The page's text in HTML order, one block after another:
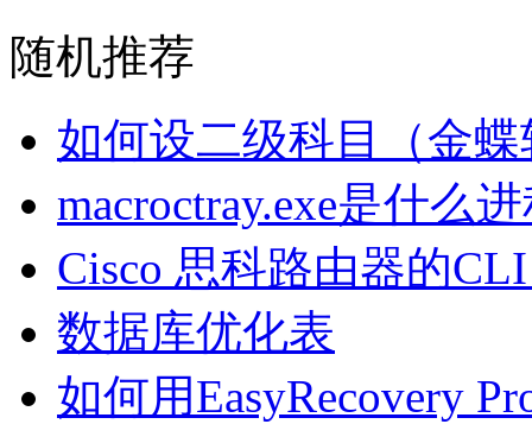
随机推荐
如何设二级科目（金
macroctray.exe是什么
Cisco 思科路由器的
数据库优化表
如何用EasyRecovery